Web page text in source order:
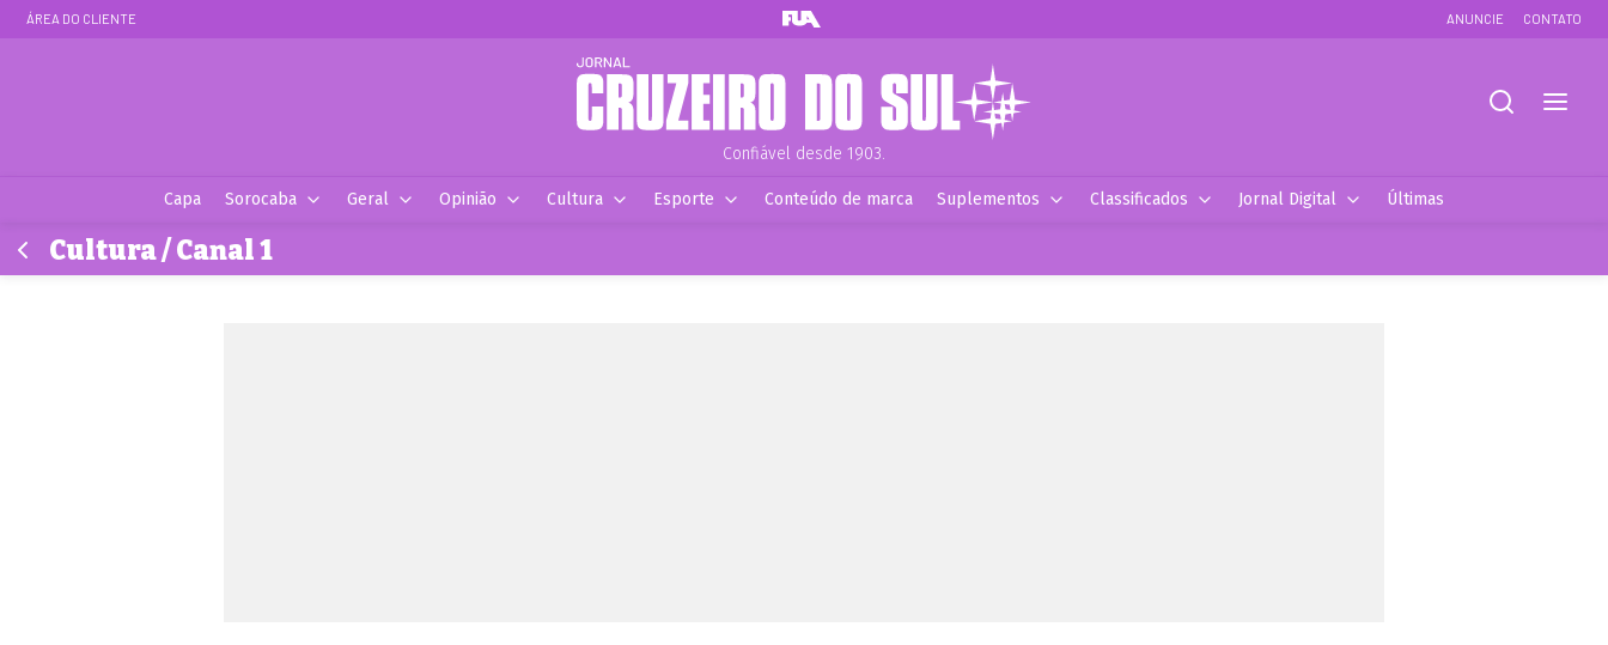
ÁREA DO CLIENTE ANUNCIE CONTATO
Confiável desde 1903.
Capa Sorocaba Geral Opinião Cultura Esporte Conteúdo de marca Suplementos Classificados Jornal Digital Últimas
Cultura / Canal 1